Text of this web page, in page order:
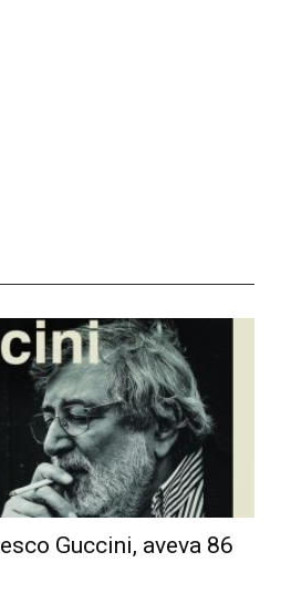
Guccini, aveva 86